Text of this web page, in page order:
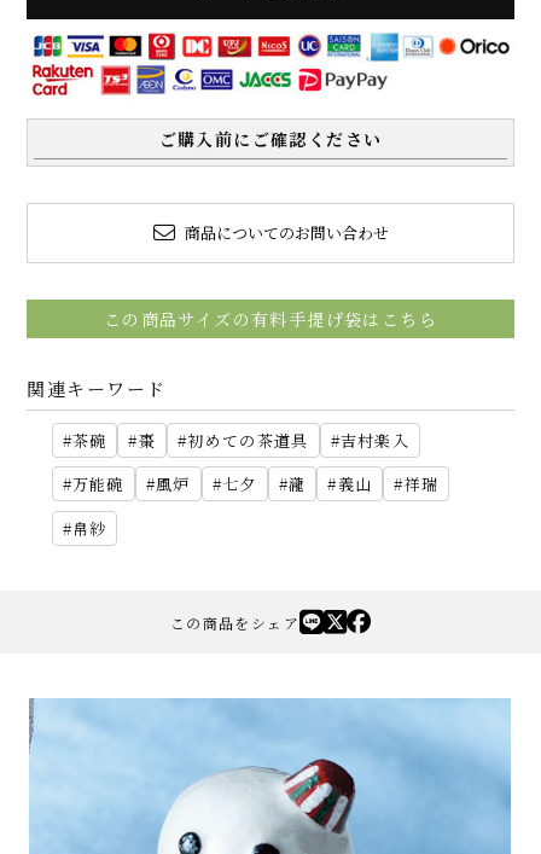
ご購入前にご確認ください
商品についてのお問い合わせ
この商品サイズの有料手提げ袋はこちら
関連キーワード
茶碗 棗 初めての茶道具
吉村楽入
万能碗
風炉 七夕 瀧 義山
祥瑞
帛紗
この商品をシェア